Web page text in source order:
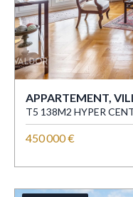
APPARTEMENT,
T5 138M2 HYPER
450 000 €